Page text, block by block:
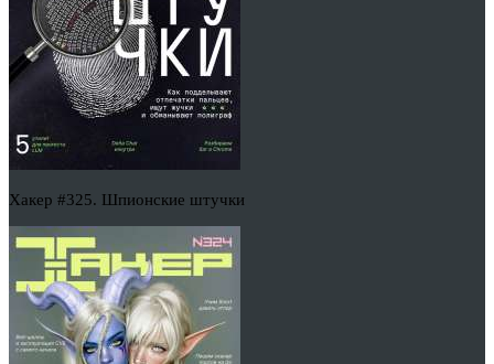
Хакер #325. Шпионские штучки